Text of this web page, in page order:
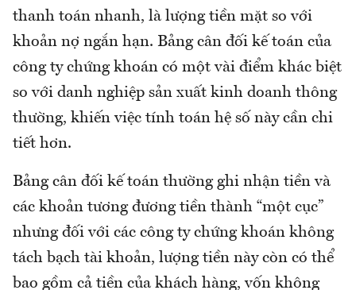
thanh toán nhanh, là lượng tiền mặt so với
khoản nợ ngắn hạn. Bảng cân đối kế toán của
công ty chứng khoán có một vài điểm khác biệt
so với danh nghiệp sản xuất kinh doanh thông
thường, khiến việc tính toán hệ số này cần chi
tiết hơn.
Bảng cân đối kế toán thường ghi nhận tiền và
các khoản tương đương tiền thành “một cục”
nhưng đối với các công ty chứng khoán không
tách bạch tài khoản, lượng tiền này còn có thể
bao gồm cả tiền của khách hàng, vốn không